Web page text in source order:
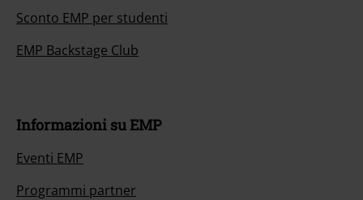
Sconto EMP per studenti
EMP Backstage Club
Informazioni su EMP
Eventi EMP
Programmi partner